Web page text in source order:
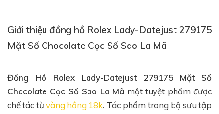
Giới thiệu đồng hồ Rolex Lady-Datejust 279175
Mặt Số Chocolate Cọc Số Sao La Mã
Đồng Hồ Rolex Lady-Datejust 279175 Mặt Số
Chocolate Cọc Số Sao La Mã một tuyệt phẩm được
chế tác từvàng hồng 18k. Tác phẩm trong bộ sưu tập